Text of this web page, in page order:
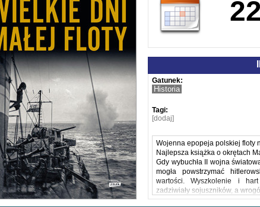
Gatunek:
Historia
Tagi:
[dodaj]
Wojenna epopeja polskiej floty
Najlepsza książka o okrętach
Gdy wybuchła II wojna
mogła powstrzymać
wartości. Wyszkolenie i
zadziwiały sojuszników, a
Polscy marynarze walczyli o